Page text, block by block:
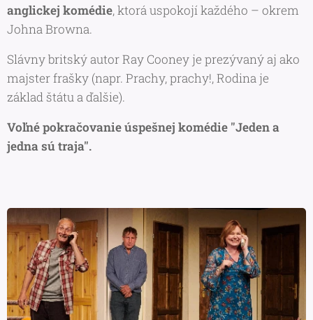
anglickej komédie, ktorá uspokojí každého – okrem
Johna Browna.
Slávny britský autor Ray Cooney je prezývaný aj ako
majster frašky (napr. Prachy, prachy!,Rodina je
základ štátua ďalšie).
Voľné pokračovanie úspešnej komédie "Jeden a
jedna sú traja".